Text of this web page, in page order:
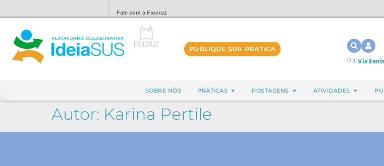
Fale com a Fiocruz
PUBLIQUE SUA PRATICA
Olá,
SOBRE NÓS PRÁTICAS POSTAGENS ATIVIDADES
Autor: Karina Pertile